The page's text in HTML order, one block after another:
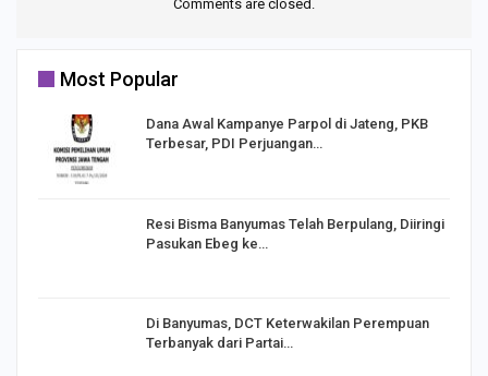
Comments are closed.
Most Popular
Dana Awal Kampanye Parpol di Jateng, PKB
Terbesar, PDI Perjuangan…
Resi Bisma Banyumas Telah Berpulang, Diiringi
Pasukan Ebeg ke…
Di Banyumas, DCT Keterwakilan Perempuan
Terbanyak dari Partai…